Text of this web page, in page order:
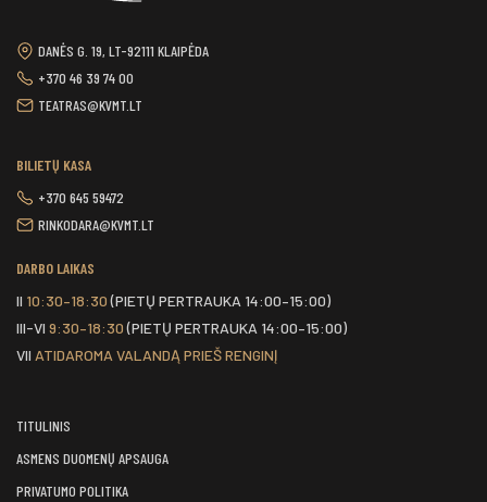
DANĖS G. 19, LT-92111 KLAIPĖDA
+370 46 39 74 00
TEATRAS@KVMT.LT
BILIETŲ KASA
+370 645 59472
RINKODARA@KVMT.LT
DARBO LAIKAS
II 10:30–18:30(PIETŲ PERTRAUKA 14:00–15:00)
III-VI 9:30–18:30(PIETŲ PERTRAUKA 14:00–15:00)
VII ATIDAROMA VALANDĄ PRIEŠ RENGINĮ
TITULINIS
ASMENS DUOMENŲ APSAUGA
PRIVATUMO POLITIKA